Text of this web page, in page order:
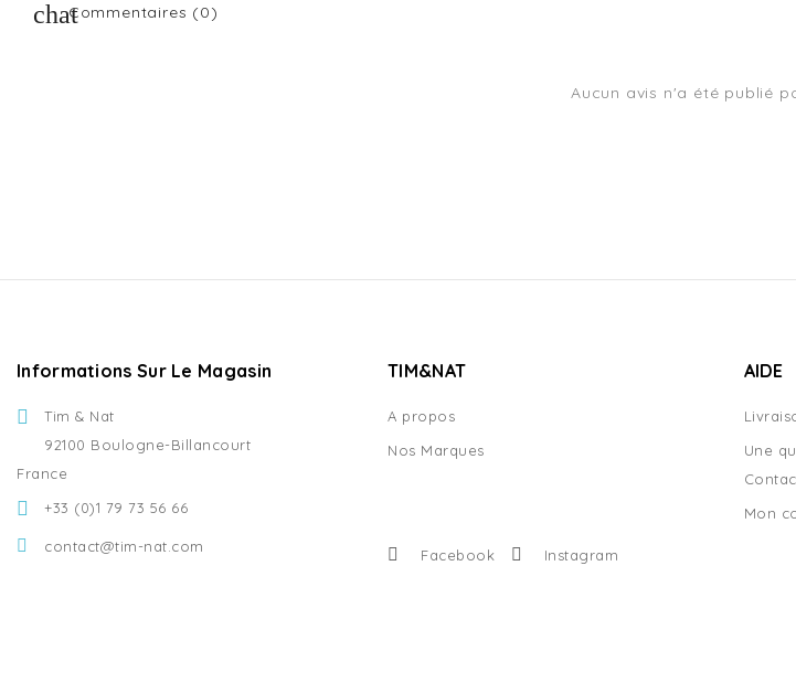
Commentaires (0)
Aucun avis n'a été publié
Informations Sur Le Magasin
Tim & Nat
92100 Boulogne-Billancourt
France
+33 (0)1 79 73 56 66
contact@tim-nat.com
TIM&NAT
A propos
Nos Marques
AIDE
Une
Mon
Facebook Instagram